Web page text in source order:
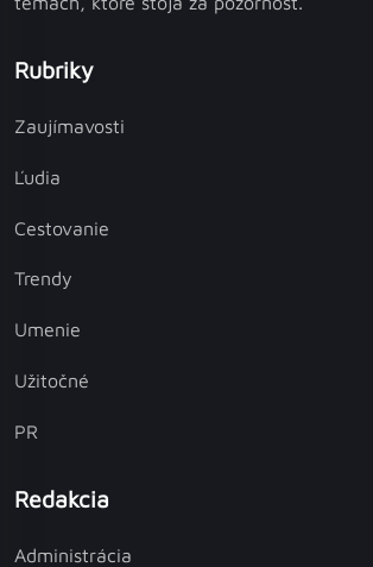
Rubriky
Zaujímavosti
Ľudia
Cestovanie
Trendy
Umenie
Užitočné
PR
Redakcia
Administrácia